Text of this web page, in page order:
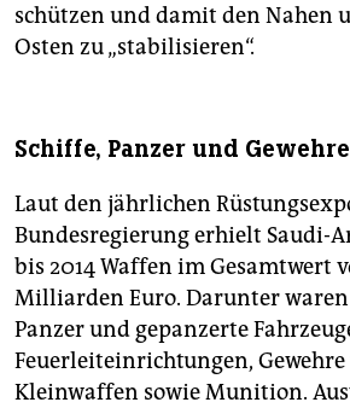
schützen und damit den Nahen
Osten zu „stabilisieren“.
Schiffe, Panzer und Gewehre
Laut den jährlichen
Bundesregierung erhielt Saudi-
bis 2014 Waffen im Gesamtwert
Milliarden Euro. Darunter
Panzer und gepanzerte
Feuerleiteinrichtungen,
Kleinwaffen sowie Munition.